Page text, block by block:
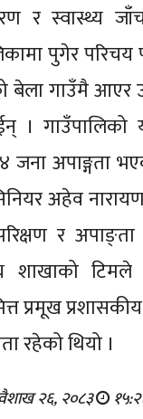
र स्वास्थ्य
पुगेर परिचय
बेला गाउँमै
गाउँपालिको
जना अपाङ्गता
अहेव
र
शाखाको
प्रमूख
रहेको थियो ।
वैशाख २६, २०८३